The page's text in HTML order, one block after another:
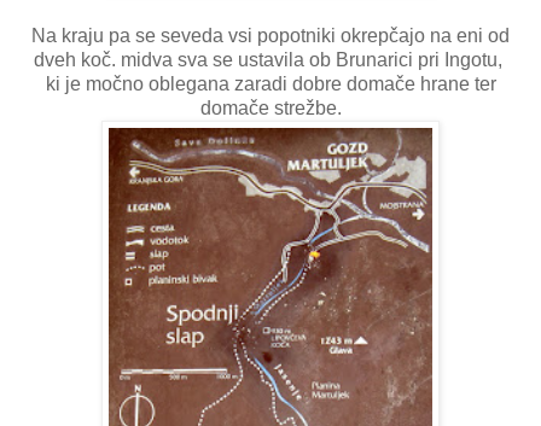
Na kraju pa se seveda vsi popotniki okrepčajo na eni od
dveh koč. midva sva se ustavila ob Brunarici pri Ingotu,
ki je močno oblegana zaradi dobre domače hrane ter
domače strežbe.